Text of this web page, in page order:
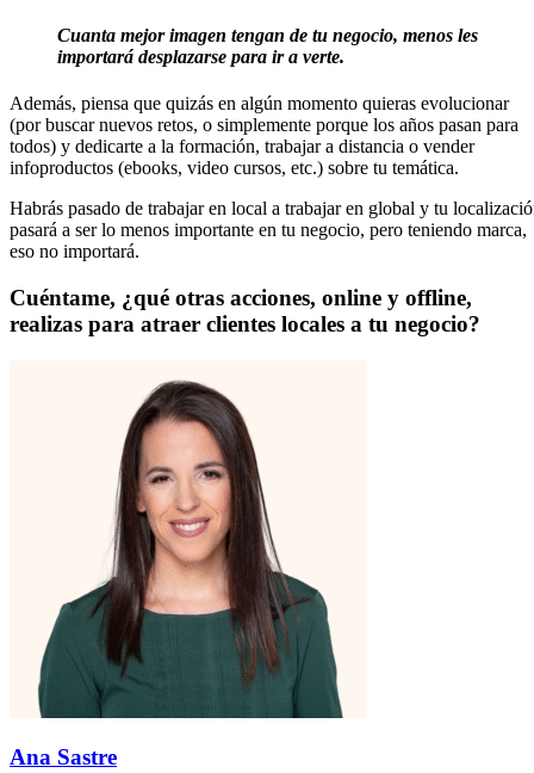
Cuanta mejor imagen tengan de tu negocio, menos les
importará desplazarse para ir a verte.
Además, piensa que quizás en algún momento quieras evolucionar
(por buscar nuevos retos, o simplemente porque los años pasan para
todos) y dedicarte a la formación, trabajar a distancia o vender
infoproductos (ebooks, video cursos, etc.) sobre tu temática.
Habrás pasado de trabajar en local a trabajar en global y tu
pasará a ser lo menos importante en tu negocio, pero teniendo marca,
eso no importará.
Cuéntame, ¿qué otras acciones, online y offline,
realizas para atraer clientes locales a tu negocio?
Ana Sastre